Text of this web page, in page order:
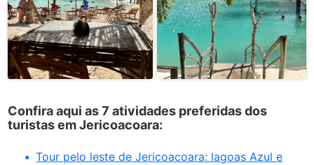
Confira aqui as 7 atividades preferidas dos
turistas em Jericoacoara:
Tour pelo leste de Jericoacoara: lagoas Azul e